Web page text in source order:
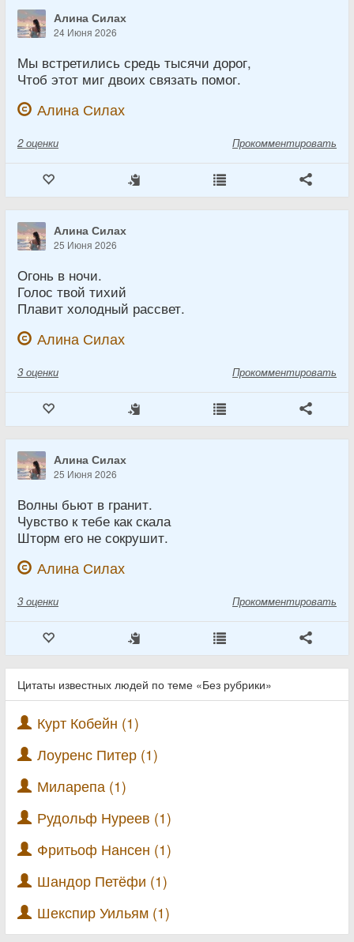
Алина Силах
24 Июня 2026
Мы встретились средь тысячи дорог,
Чтоб этот миг двоих связать помог.
Алина Силах
2 оценки Прокомментировать
Алина Силах
25 Июня 2026
Огонь в ночи.
Голос твой тихий
Плавит холодный рассвет.
Алина Силах
3 оценки Прокомментировать
Алина Силах
25 Июня 2026
Волны бьют в гранит.
Чувство к тебе как скала
Шторм его не сокрушит.
Алина Силах
3 оценки Прокомментировать
Цитаты известных людей по теме «Без рубрики»
Курт Кобейн (1)
Лоуренс Питер (1)
Миларепа (1)
Рудольф Нуреев (1)
Фритьоф Нансен (1)
Шандор Петёфи (1)
Шекспир Уильям (1)